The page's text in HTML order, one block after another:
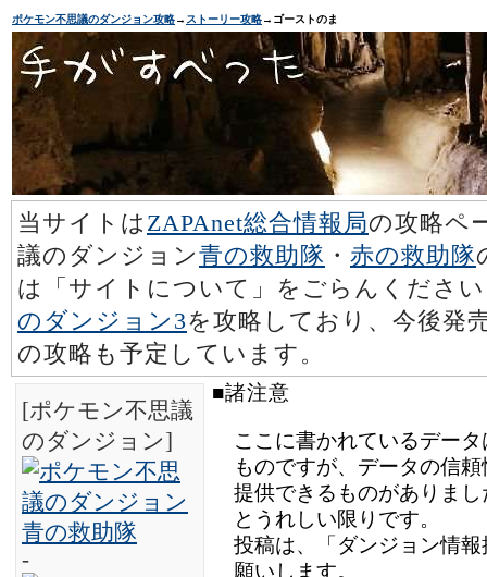
ポケモン不思議のダンジョン攻略→ ストーリー攻略→ゴーストのま
当サイトは ZAPAnet総合情報局の攻略ペ
議のダンジョン青の救助隊 ・ 赤の救助隊
は「サイトについて」をごらんくださ
のダンジョン3を攻略しており、今後発
の攻略も予定しています。
[ポケモン不思議
のダンジョン]
-
■諸注意
ここに書かれているデー
ものですが、データの信
提供できるものがありま
とうれしい限りです。
投稿は、「ダンジョン情
願いします。